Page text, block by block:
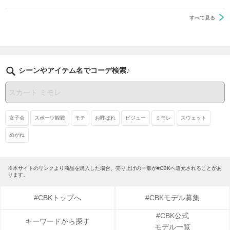
すべて見る
シーンやアイテム名でコーデ検索♪
女子会 スポーツ観戦 モテ お呼ばれ ビジュー ミモレ スウェット
めがね
※本サイトのリンクより商品を購入した場合、売り上げの一部が#CBKへ還元されることがあ
ります。
#CBKトップへ #CBKモデル募集
キーワードから探す
#CBK公式
モデル一覧